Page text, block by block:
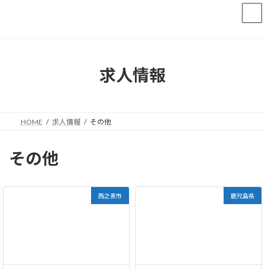
求人情報
HOME 求人情報 その他
その他
西之表市 鹿児島県